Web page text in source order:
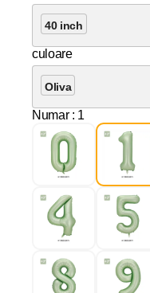
40 inch
culoare
Oliva
Numar : 1